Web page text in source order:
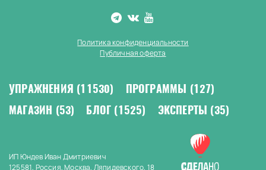
Политика конфиденциальности
Публичная оферта
УПРАЖНЕНИЯ (11530) ПРОГРАММЫ (127)
МАГАЗИН (53) БЛОГ (1525) ЭКСПЕРТЫ (35)
ИП Юндев Иван Дмитриевич
125581, Россия, Москва, Ляпидевского, 18